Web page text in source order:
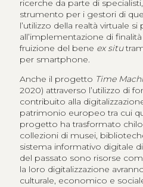
ricerche da parte di
strumento per i gestori di
l’utilizzo della realtà virtuale
all’implementazione di
fruizione del bene ex situ
per smartphone.
Anche il progetto Time
2020) attraverso l’utilizzo di
contribuito alla
patrimonio europeo tra cui
progetto ha trasformato
collezioni di musei,
sistema informativo digitale
del passato sono risorse
la loro digitalizzazione
culturale, economico e